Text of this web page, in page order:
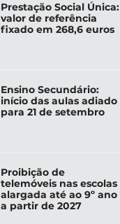
Prestação Social Única:
valor de referência
fixado em 268,6 euros
Ensino Secundário:
início das aulas adiado
para 21 de setembro
Proibição de
telemóveis nas escolas
alargada até ao 9º ano
a partir de 2027